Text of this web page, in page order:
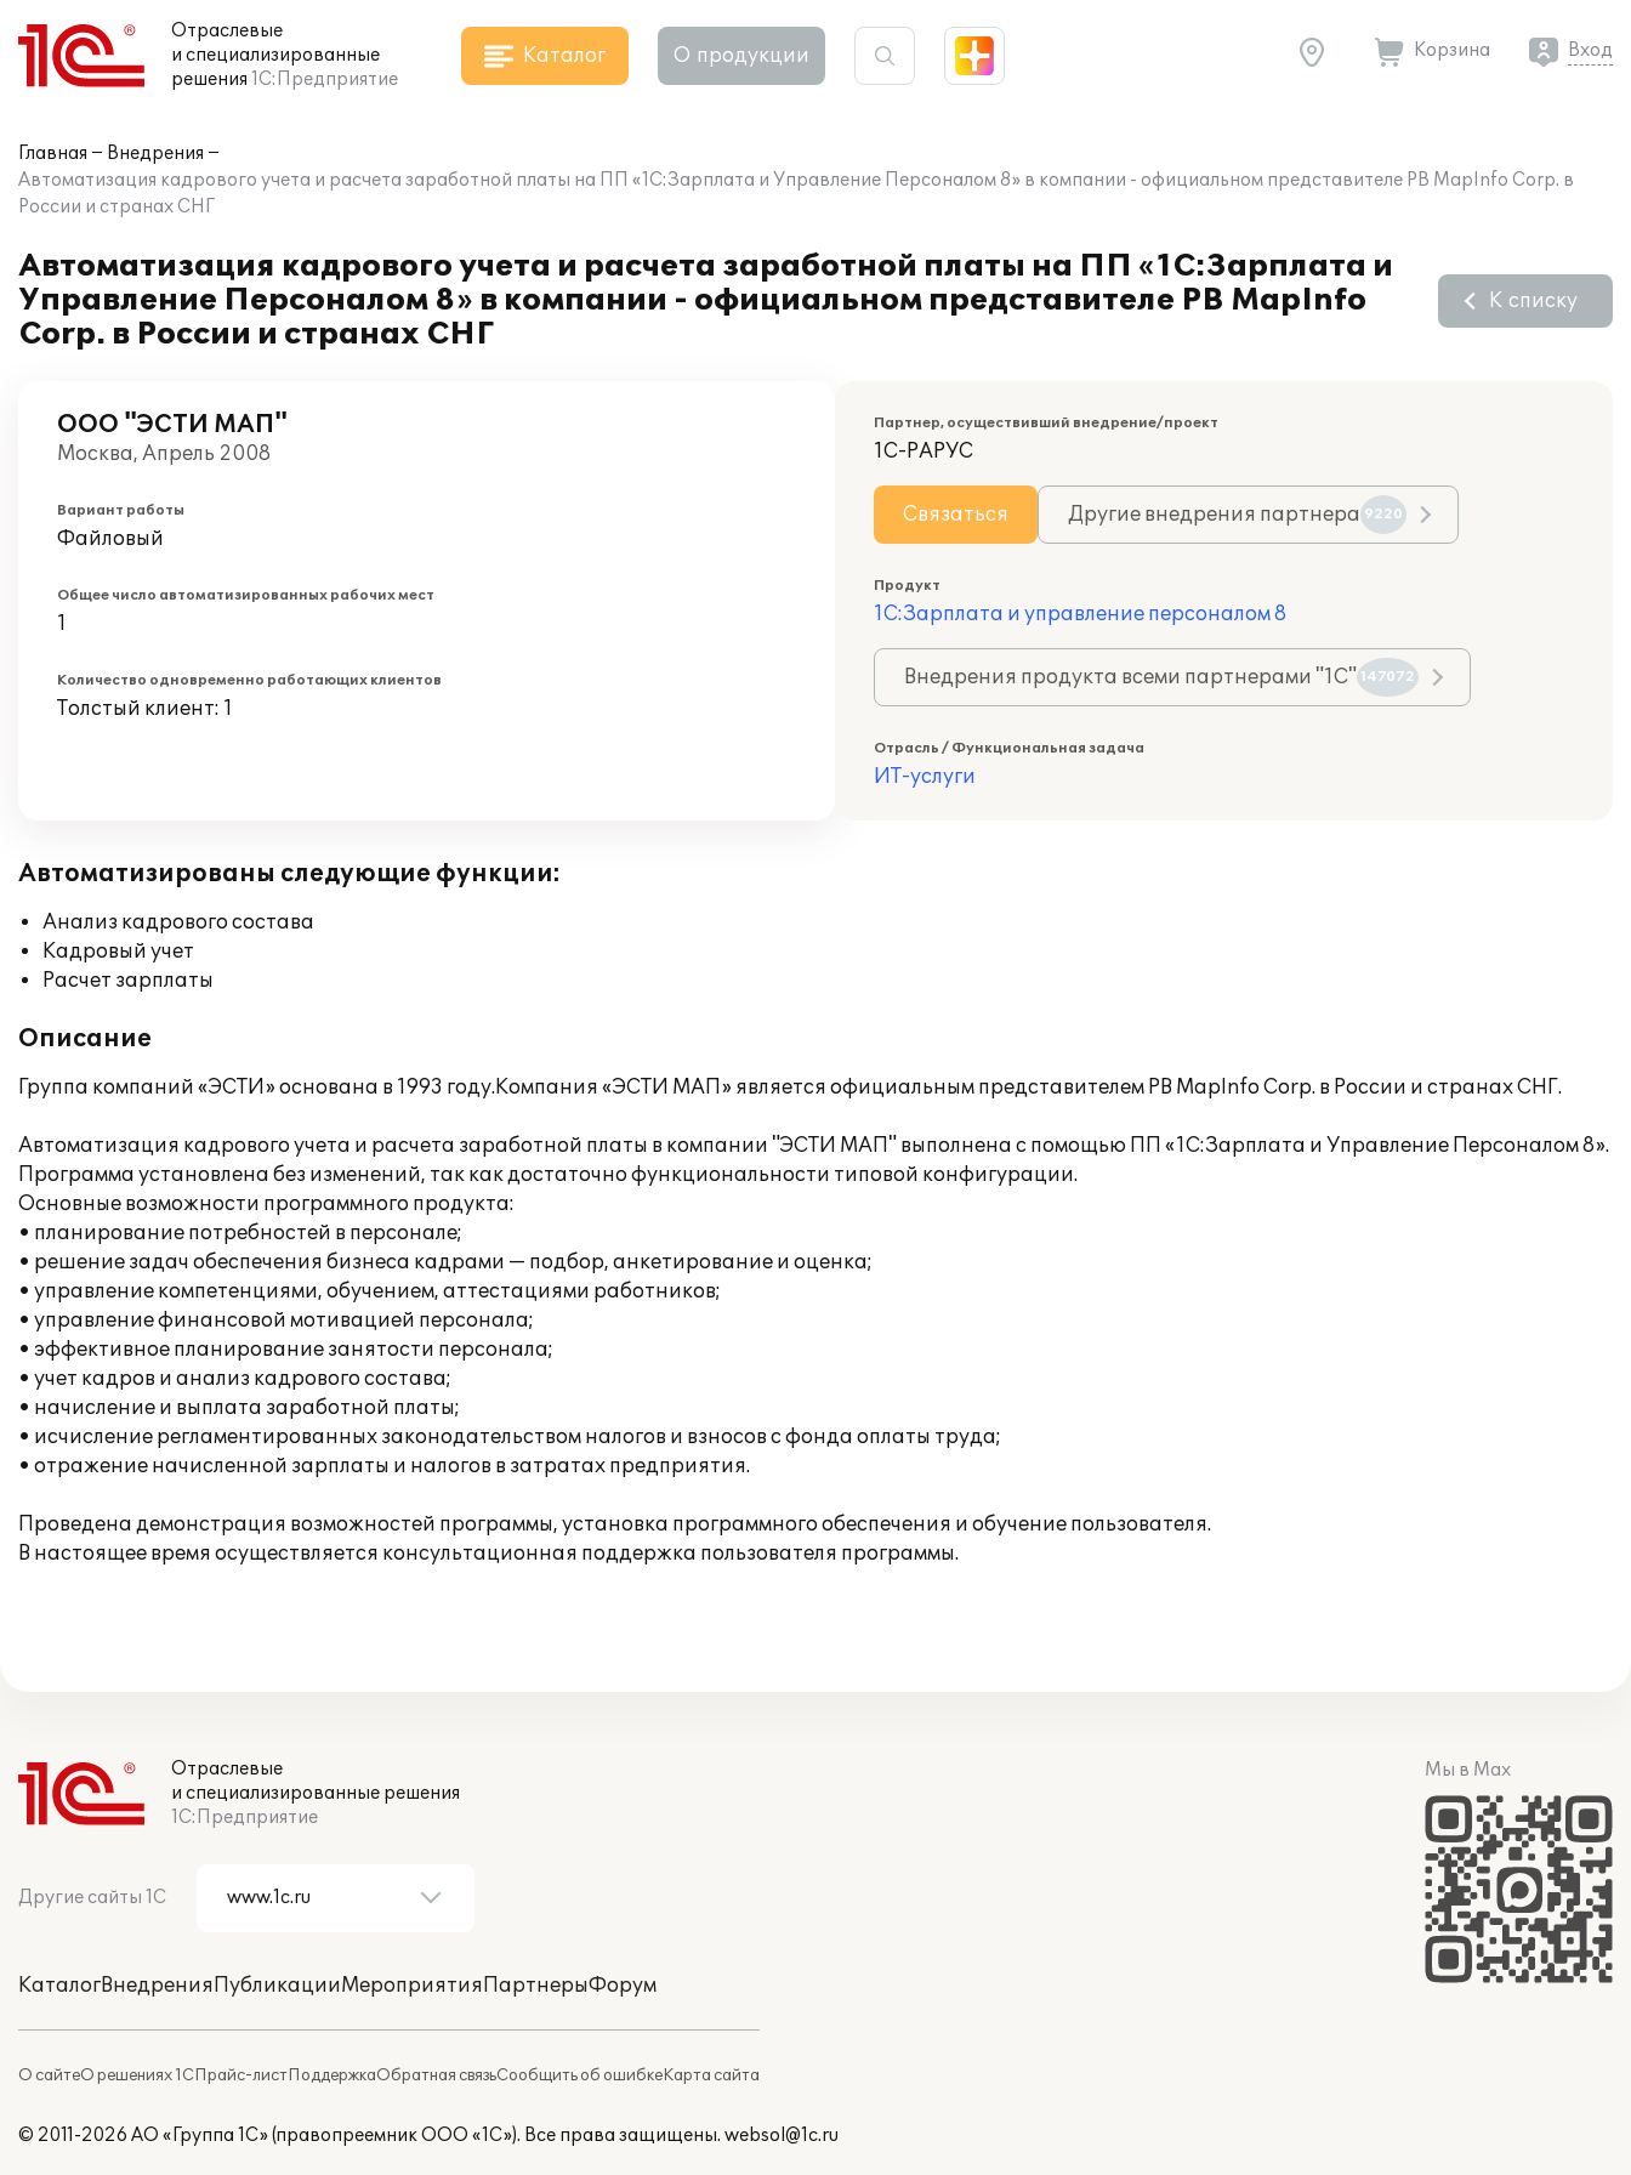
Отраслевые
и специализированные
решения 1С:Предприятие
Каталог О продукции Корзина Вход
Главная
Внедрения
Автоматизация кадрового учета и расчета заработной платы на ПП «1С:Зарплата и Управление Персоналом 8» в компании - официальном представителе PB MapInfo Corp. в
России и странах СНГ
Автоматизация кадрового учета и расчета заработной платы на ПП «1С:Зарплата и
Управление Персоналом 8» в компании - официальном представителе PB MapInfo
Corp. в России и странах СНГ
К списку
ООО "ЭСТИ МАП"
Москва, Апрель 2008
Вариант работы
Файловый
Общее число автоматизированных рабочих мест
1
Количество одновременно работающих клиентов
Толстый клиент: 1
Партнер, осуществивший внедрение/проект
1С-РАРУС
Связаться Другие внедрения партнера 9220
Продукт
1С:Зарплата и управление персоналом 8
Внедрения продукта всеми партнерами "1С" 147072
Отрасль / Функциональная задача
ИТ-услуги
Автоматизированы следующие функции:
Анализ кадрового состава
Кадровый учет
Расчет зарплаты
Описание
Группа компаний «ЭСТИ» основана в 1993 году.Компания «ЭСТИ МАП» является официальным представителем PB MapInfo Corp. в России и странах СНГ.
Автоматизация кадрового учета и расчета заработной платы в компании "ЭСТИ МАП" выполнена с помощью ПП «1С:Зарплата и Управление Персоналом 8».
Программа установлена без изменений, так как достаточно функциональности типовой конфигурации.
Основные возможности программного продукта:
• планирование потребностей в персонале;
• решение задач обеспечения бизнеса кадрами — подбор, анкетирование и оценка;
• управление компетенциями, обучением, аттестациями работников;
• управление финансовой мотивацией персонала;
• эффективное планирование занятости персонала;
• учет кадров и анализ кадрового состава;
• начисление и выплата заработной платы;
• исчисление регламентированных законодательством налогов и взносов с фонда оплаты труда;
• отражение начисленной зарплаты и налогов в затратах предприятия.
Проведена демонстрация возможностей программы, установка программного обеспечения и обучение пользователя.
В настоящее время осуществляется консультационная поддержка пользователя программы.
Отраслевые
и специализированные решения
1С:Предприятие
Другие сайты 1С
КаталогВнедренияПубликацииМероприятияПартнерыФорум
О сайтеО решениях 1СПрайс-листПоддержкаОбратная связьСообщить об ошибкеКарта сайта
Мы в Max
© 2011-2026 АО «Группа 1С» (правопреемник ООО «1С»). Все права защищены. websol@1c.ru